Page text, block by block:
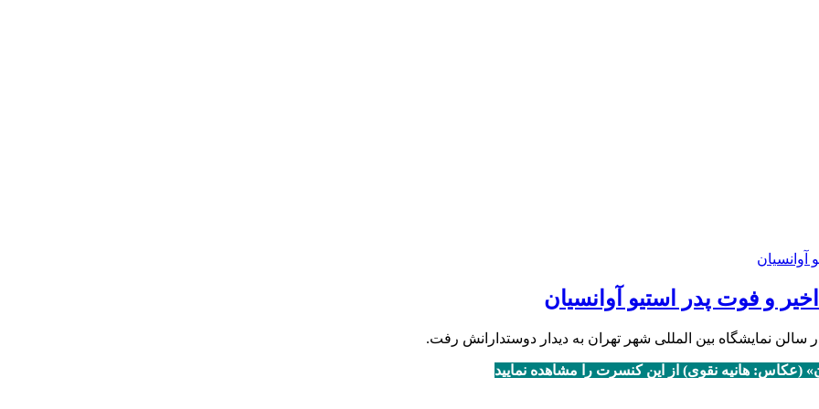
و فوت پدر استیو آوانسیان
(عکاس: هانیه نقوی) از این کنسرت را مشاهده نمایید